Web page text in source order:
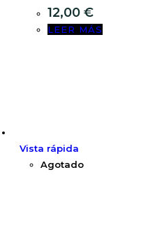
12,00 €
LEER MÁS
Vista rápida
Agotado